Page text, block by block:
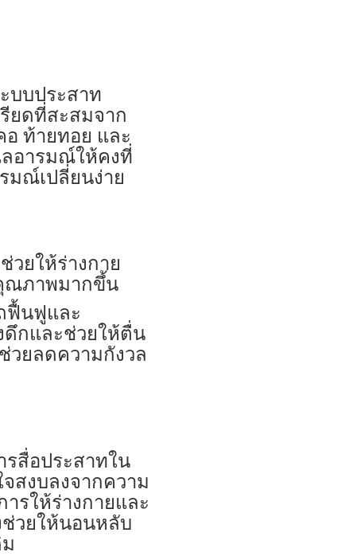
บประสาท
ยดที่สะสมจาก
ท้ายทอย และ
อารมณ์ให้คงที่
มณ์เปลี่ยนง่าย
ยให้ร่างกาย
ณภาพมากขึ้น
ฟื้นฟูและ
กและช่วยให้ตื่น
วยลดความกังวล
สื่อประสาทใน
สงบลงจากความ
รให้ร่างกายและ
วยให้นอนหลับ